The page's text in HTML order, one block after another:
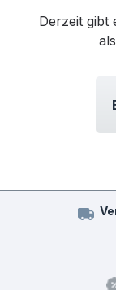
Derzeit gibt